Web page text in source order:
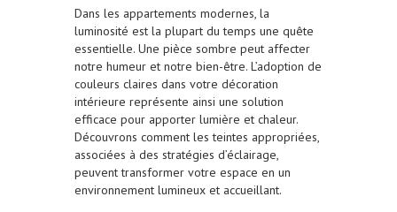
Dans les appartements modernes, la
luminosité est la plupart du temps une quête
essentielle. Une pièce sombre peut affecter
notre humeur et notre bien-être. L’adoption de
couleurs claires dans votre décoration
intérieure représente ainsi une solution
efficace pour apporter lumière et chaleur.
Découvrons comment les teintes appropriées,
associées à des stratégies d’éclairage,
peuvent transformer votre espace en un
environnement lumineux et accueillant.